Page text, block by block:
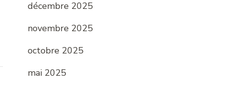
décembre 2025
novembre 2025
octobre 2025
mai 2025